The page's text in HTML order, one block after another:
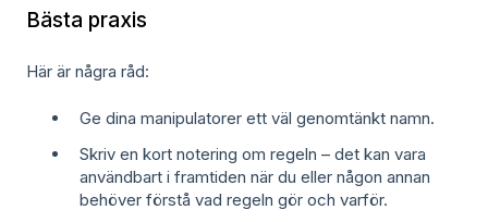
Bästa praxis
Här är några råd:
Ge dina manipulatorer ett väl genomtänkt namn.
Skriv en kort notering om regeln – det kan vara
användbart i framtiden när du eller någon annan
behöver förstå vad regeln gör och varför.